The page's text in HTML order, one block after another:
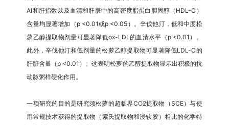
AI和肝指数以及血清和肝脏中的高密度脂蛋白胆固醇（HDL-C）
含量均显著增加（p <0.01或p <0.05）。辛伐他汀，低和中度松
萝乙醇提取物剂量可显著降低ox-LDL的血清水平（p <0.01）。
此外，辛伐他汀和低剂量的松萝乙醇提取物可显著降低LDL-C的
肝脏含量（p <0.01）。这表明松萝的乙醇提取物显示出积极的抗
动脉粥样硬化作用。
一项研究的目的是研究须松萝的超临界CO2提取物（SCE）与使
用常规技术获得的提取物（索氏提取物和浸软胶）相比的化学特